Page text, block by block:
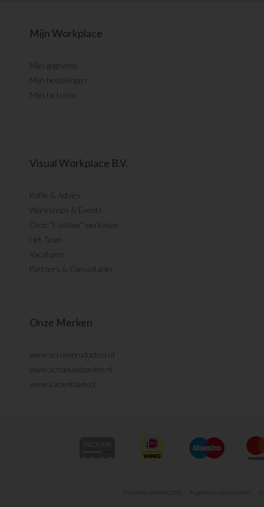
Mijn Workplace
Mijn gegevens
Mijn bestellingen
Mijn facturen
Visual Workplace B.V.
Koffie & Advies
Workshops & Events
Onze "Custom" werkwijze
Het Team
Vacatures
Partners & Consultants
Onze Merken
www.scrumproducten.nl
www.schaduwborden.nl
www.kaizenfoam.nl
Pre-order MAGAZINE Algemene voorwaarden